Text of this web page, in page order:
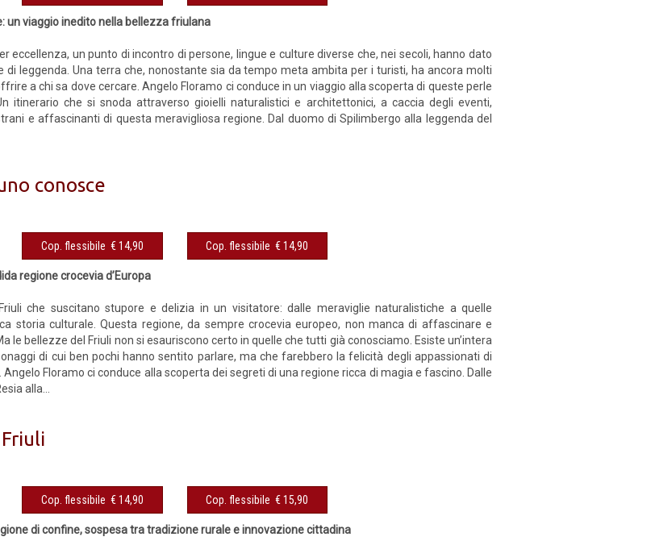
un viaggio inedito nella bellezza friulana
eccellenza, un punto di incontro di persone, lingue e culture diverse che, nei secoli, hanno dato
di leggenda. Una terra che, nonostante sia da tempo meta ambita per i turisti, ha ancora molti
a chi sa dove cercare. Angelo Floramo ci conduce in un viaggio alla scoperta di queste perle
itinerario che si snoda attraverso gioielli naturalistici e architettonici, a caccia degli eventi,
e affascinanti di questa meravigliosa regione. Dal duomo di Spilimbergo alla leggenda del
conosce
Cop. flessibile € 14,90 Cop. flessibile € 14,90
regione crocevia d’Europa
che suscitano stupore e delizia in un visitatore: dalle meraviglie naturalistiche a quelle
storia culturale. Questa regione, da sempre crocevia europeo, non manca di affascinare e
le bellezze del Friuli non si esauriscono certo in quelle che tutti già conosciamo. Esiste un’intera
di cui ben pochi hanno sentito parlare, ma che farebbero la felicità degli appassionati di
Floramo ci conduce alla scoperta dei segreti di una regione ricca di magia e fascino. Dalle
alla...
Cop. flessibile € 14,90 Cop. flessibile € 15,90
di confine, sospesa tra tradizione rurale e innovazione cittadina